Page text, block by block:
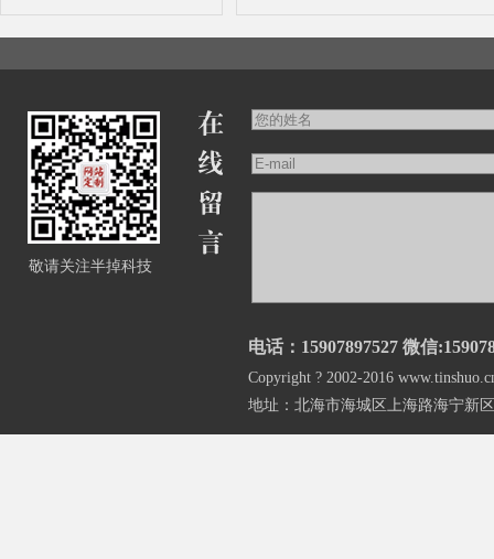
敬请关注半掉科技
电话：15907897527 微信
Copyright ? 2002-2016
地址：北海市海城区上海路海宁新